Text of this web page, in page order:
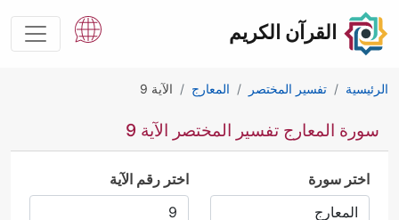
القرآن الكريم
الرئيسية تفسير المختصر المعارج الآية 9
سورة المعارج تفسير المختصر الآية 9
اختر سورة اختر رقم الآية